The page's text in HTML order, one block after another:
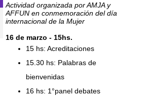
Actividad organizada por AMJA y
AFFUN en conmemoración del día
internacional de la Mujer
16 de marzo - 15hs.
15 hs: Acreditaciones
15.30 hs: Palabras de
bienvenidas
16 hs: 1°panel debates